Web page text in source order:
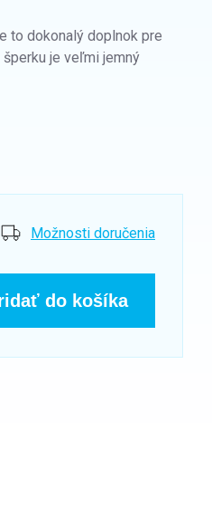
to dokonalý doplnok pre
je veľmi jemný
Možnosti doručenia
do košíka